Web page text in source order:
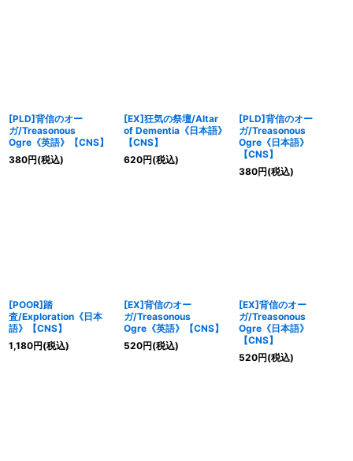
[PLD]背信のオー
ガ/Treasonous
Ogre《英語》【CNS】
380円(税込)
[EX]狂気の祭壇/Altar
of Dementia《日本語》
【CNS】
620円(税込)
[PLD]背信のオー
ガ/Treasonous
Ogre《日本語》
【CNS】
380円(税込)
[POOR]踏
査/Exploration《日本
語》【CNS】
1,180円(税込)
[EX]背信のオー
ガ/Treasonous
Ogre《英語》【CNS】
520円(税込)
[EX]背信のオー
ガ/Treasonous
Ogre《日本語》
【CNS】
520円(税込)